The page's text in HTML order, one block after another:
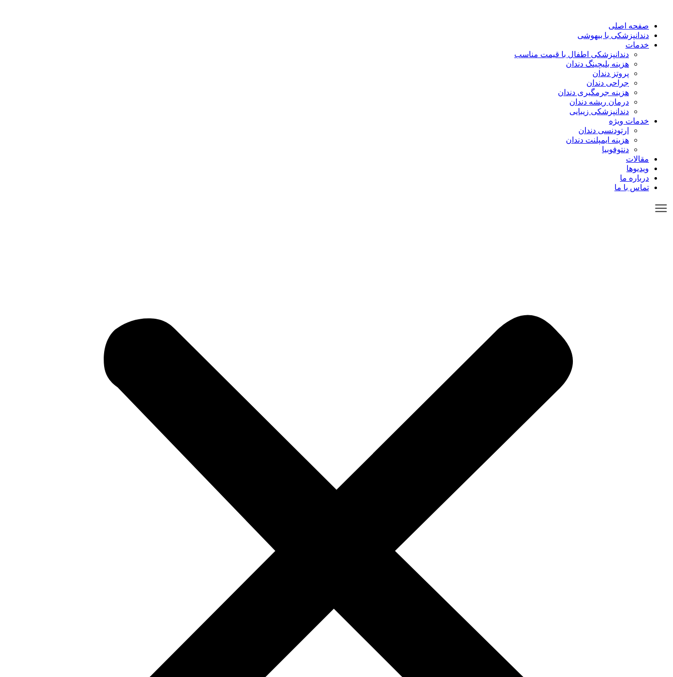
صفحه اصلی
دندانپزشکی با بیهوشی
خدمات
دندانپزشکی اطفال با قیمت مناسب
هزینه بلیچینگ دندان
پروتز دندان
جراحی دندان
هزینه جرمگیری دندان
درمان ریشه دندان
دندانپزشکی زیبایی
خدمات ویژه
ارتودنسی دندان
هزینه ایمپلنت دندان
دنتوفوبیا
مقالات
ویدیوها
درباره ما
تماس با ما